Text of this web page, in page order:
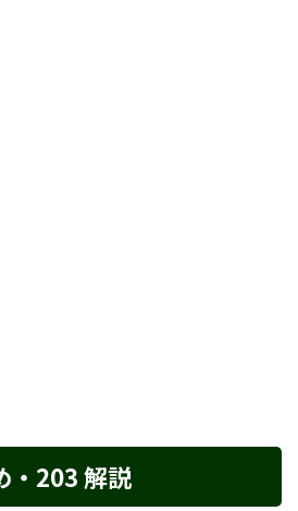
・203 解説